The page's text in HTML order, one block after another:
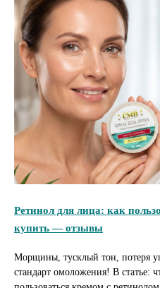
Ретинол для лица: как
купить — отзывы
Морщины, тусклый тон, потеря
стандарт омоложения! В статье: